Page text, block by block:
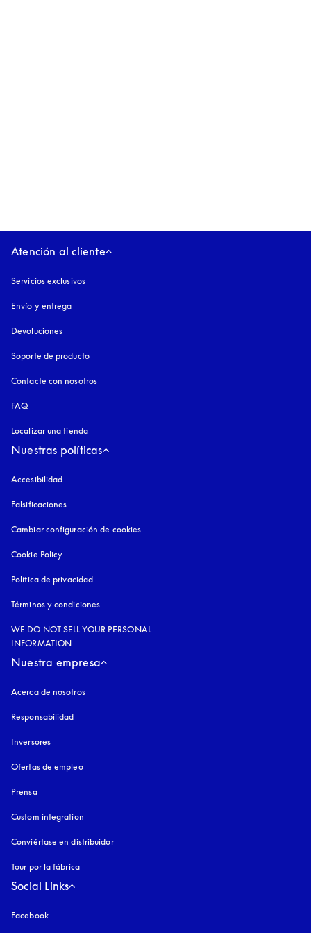
Atención al cliente
Servicios exclusivos
Envío y entrega
Devoluciones
Soporte de producto
Contacte con nosotros
FAQ
Localizar una tienda
Nuestras políticas
Accesibilidad
Falsificaciones
Cambiar configuración de cookies
Cookie Policy
Política de privacidad
Términos y condiciones
WE DO NOT SELL YOUR PERSONAL
INFORMATION
Nuestra empresa
Acerca de nosotros
Responsabilidad
Inversores
Ofertas de empleo
Prensa
Custom integration
Conviértase en distribuidor
Tour por la fábrica
Social Links
Facebook